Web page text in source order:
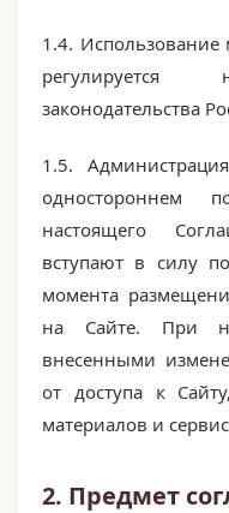
1.4. Использование
регулируется
законодательства
1.5.
одностороннем
настоящего
вступают в силу
момента
на Сайте. При
внесенными
от доступа к
материалов и
2. Предмет